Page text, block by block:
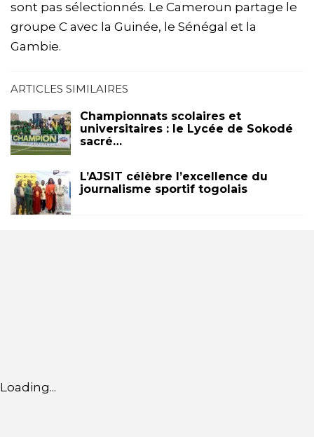
sont pas sélectionnés. Le Cameroun partage le
groupe C avec la Guinée, le Sénégal et la
Gambie.
ARTICLES SIMILAIRES
Championnats scolaires et
universitaires : le Lycée de Sokodé
sacré…
L’AJSIT célèbre l’excellence du
journalisme sportif togolais
Loading...